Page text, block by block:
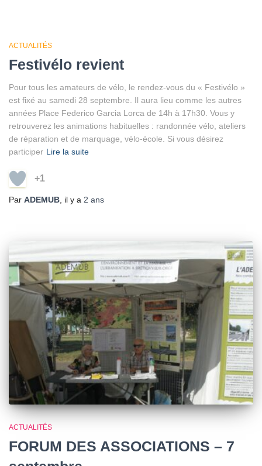
ACTUALITÉS
Festivélo revient
Pour tous les amateurs de vélo, le rendez-vous du « Festivélo »
est fixé au samedi 28 septembre. Il aura lieu comme les autres
années Place Federico Garcia Lorca de 14h à 17h30. Vous y
retrouverez les animations habituelles : randonnée vélo, ateliers
de réparation et de marquage, vélo-école. Si vous désirez
participer Lire la suite
+1
Par ADEMUB , il y a 2 ans
ACTUALITÉS
FORUM DES ASSOCIATIONS – 7